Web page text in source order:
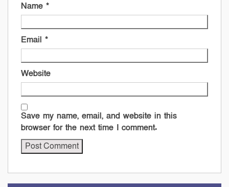
Name *
Email *
Website
Save my name, email, and website in this
browser for the next time I comment.